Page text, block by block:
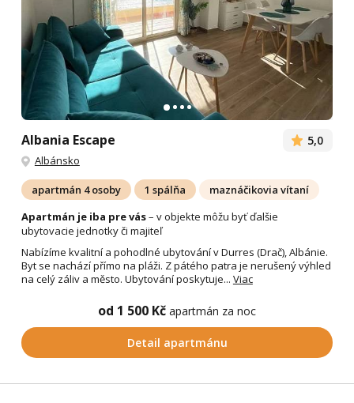
Albania Escape 5,0
Albánsko
apartmán 4 osoby 1 spálňa
maznáčikovia vítaní
Apartmán je iba pre vás– v objekte môžu byť ďalšie
ubytovacie jednotky či majiteľ
Nabízíme kvalitní a pohodlné ubytování v Durres (Drač), Albánie.
Byt se nachází přímo na pláži. Z pátého patra je nerušený výhled
na celý záliv a město. Ubytování poskytuje... Viac
od 1 500 Kč apartmán za noc
Detail apartmánu